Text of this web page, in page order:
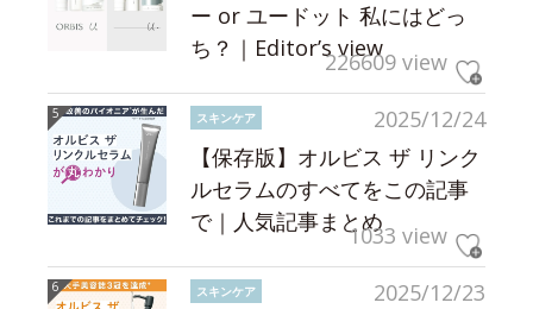
ー or ユードット 私にはどっ
ち？｜Editor’s view226609 view
2025/12/24
スキンケア
【保存版】オルビス ザ リンク
ルセラムのすべてをこの記事
で｜人気記事まとめ1033 view
2025/12/23
スキンケア